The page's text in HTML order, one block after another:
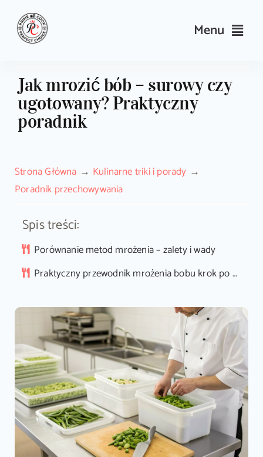
content
Menu
Przepisy
Kulinarne triki i porady
Search
for:
Jak mrozić bób – surowy czy
ugotowany? Praktyczny
poradnik
Strona Główna
Kulinarne triki i porady
Poradnik przechowywania
Spis treści:
Porównanie metod mrożenia – zalety i wady
Praktyczny przewodnik mrożenia bobu krok po kroku